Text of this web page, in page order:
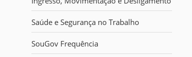
Saúde e Segurança no Trabalho
SouGov Frequência